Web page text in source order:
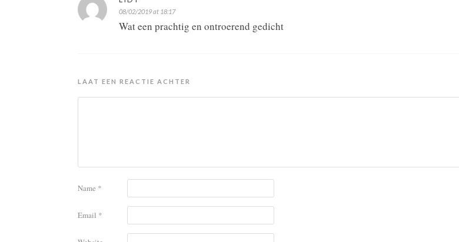
08/02/2019 at 18:17
Wat een prachtig en ontroerend gedicht
LAAT EEN REACTIE ACHTER
Name *
Email *